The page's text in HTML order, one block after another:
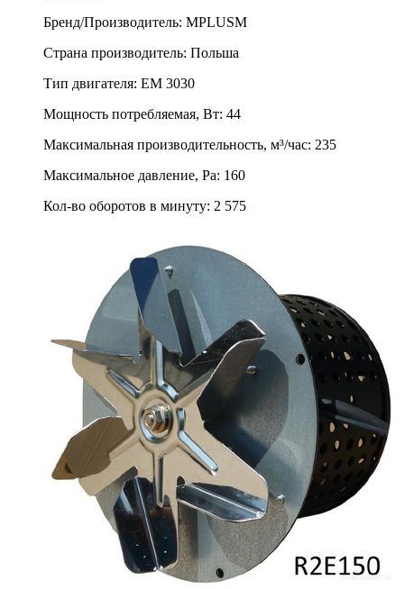
Бренд/Производитель: MPLUSM
Страна производитель: Польша
Тип двигателя: EM 3030
Мощность потребляемая, Вт: 44
Максимальная производительность, м³/час: 235
Максимальное давление, Pa: 160
Кол-во оборотов в минуту: 2 575